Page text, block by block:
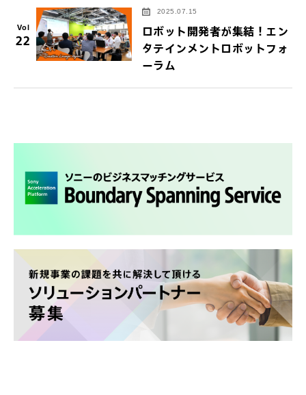
Vol
22
2025.07.15
ロボット開発者が集結！エン
タテインメントロボットフォ
ーラム